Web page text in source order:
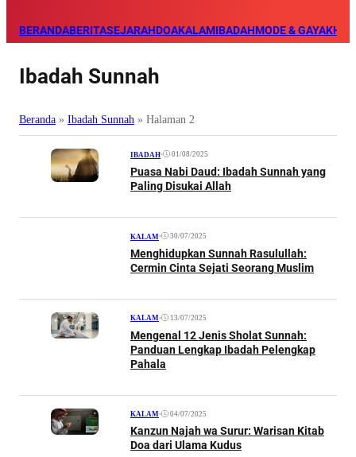
BERANDABERITASEJARAHDOAKALAMIBADAHMODE & GAYA
Ibadah Sunnah
Beranda » Ibadah Sunnah » Halaman 2
IBADAH• 01/08/2025
Puasa Nabi Daud: Ibadah Sunnah yang
Paling Disukai Allah
KALAM • 30/07/2025
Menghidupkan Sunnah Rasulullah:
Cermin Cinta Sejati Seorang Muslim
KALAM • 13/07/2025
Mengenal 12 Jenis Sholat Sunnah:
Panduan Lengkap Ibadah Pelengkap
Pahala
KALAM • 04/07/2025
Kanzun Najah wa Surur: Warisan Kitab
Doa dari Ulama Kudus